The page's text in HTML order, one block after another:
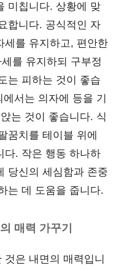
미칩니다. 상황에 맞
합니다. 공식적인 자
세를 유지하고, 편안한
를 유지하되 구부정
는 피하는 것이 좋습
서는 의자에 등을 기
는 것이 좋습니다. 식
꿈치를 테이블 위에
다. 작은 행동 하나하
당신의 세심함과 존중
는 데 도움을 줍니다.
매력 가꾸기
은 내면의 매력입니